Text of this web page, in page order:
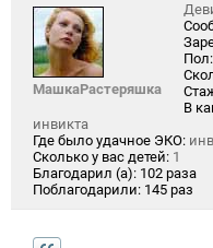
МашкаРастеряшка
Пол:
В
инвикта
Где было удачное ЭКО:
Сколько у вас детей: 1
Благодарил (а): 102 раза
Поблагодарили: 145 раз